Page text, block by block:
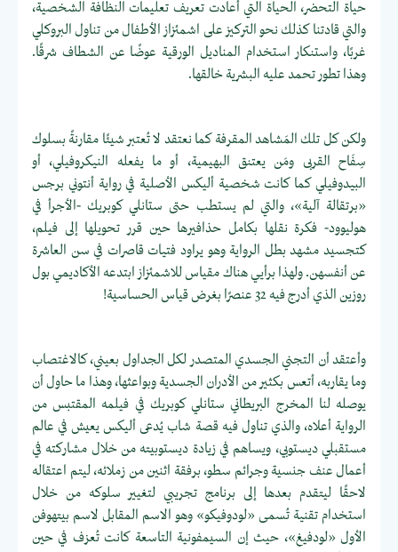
حياة التحضر، الحياة التي أعادت تعريف تعليمات النظافة الشخصية،
والتي قادتنا كذلك نحو التركيز على اشمئزاز الأطفال من تناول البروكلي
غربًا، واستنكار استخدام المناديل الورقية عوضًا عن الشطاف شرقًا.
وهذا تطور تحمد عليه البشرية خالقها.
ولكن كل تلك المَشاهد المقرفة كما نعتقد لا تُعتبر شيئًا مقارنةً بسلوك
سِفَاح القربى ومَن يعتنق البهيمية، أو ما يفعله النيكروفيلي، أو
البيدوفيلي كما كانت شخصية أليكس الأصلية في رواية أنتوني برجس
«برتقالة آلية»، والتي لم يستطب حتى ستانلي كوبريك -الأجرأ في
هوليوود- فكرة نقلها بكامل حذافيرها حين قرر تحويلها إلى فيلم،
كتجسيد مشهد بطل الرواية وهو يراود فتيات قاصرات في سن العاشرة
عن أنفسهن. ولهذا برأيي هناك مقياس للاشمئزاز ابتدعه الأكاديمي بول
روزين الذي أدرج فيه 32 عنصرًا بغرض قياس الحساسية!
وأعتقد أن التجني الجسدي المتصدر لكل الجداول بعيني، كالاغتصاب
وما يقاربه، أتعس بكثير من الأدران الجسدية وبواعثها، وهذا ما حاول أن
يوصله لنا المخرج البريطاني ستانلي كوبريك في فيلمه المقتبس من
الرواية أعلاه، والذي تناول فيه قصة شاب يُدعى أليكس يعيش في عالم
مستقبلي ديستوبي، ويساهم في زيادة ديستوبيته من خلال مشاركته في
أعمال عنف جنسية وجرائم سطو، برفقة اثنين من زملائه، ليتم اعتقاله
لاحقًا ليتقدم بعدها إلى برنامج تجريبي لتغيير سلوكه من خلال
استخدام تقنية تُسمى «لودوفيكو» وهو الاسم المقابل لاسم بيتهوفن
الأول «لودفيغ»، حيث إن السيمفونية التاسعة كانت تُعزف في حين